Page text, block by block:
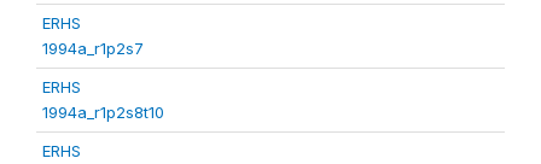
ERHS
1994a_r1p2s7
ERHS
1994a_r1p2s8t10
ERHS